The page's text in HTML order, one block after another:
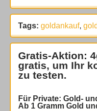
Tags: goldankauf,
Gratis-Aktion:
gratis, um Ihr
zu testen.
Für Private: Gold-
Ab 1 Gramm Gold